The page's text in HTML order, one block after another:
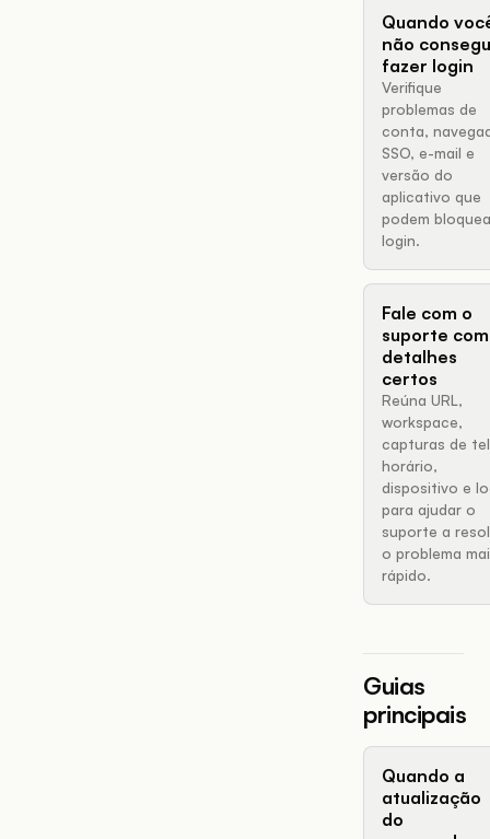
Quando
não
fazer login
Verifique
problemas de
conta,
SSO, e-mail e
versão do
aplicativo que
podem
login.
Fale com o
suporte
detalhes
certos
Reúna URL,
workspace,
capturas de
horário,
dispositivo e
para ajudar o
suporte a
o problema
rápido.
Guias
principais
Quando a
atualização
do